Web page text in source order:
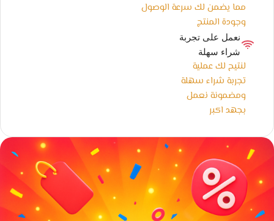
مما يضمن لك سرعة الوصول
وجودة المنتج
نعمل على تجربة
شراء سهلة
لنتيح لك عملية
تجربة شراء سهلة
ومضمونة نعمل
بجهد اكبر